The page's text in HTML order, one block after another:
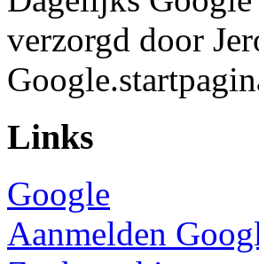
verzorgd door
Links
Google
Aanmelden